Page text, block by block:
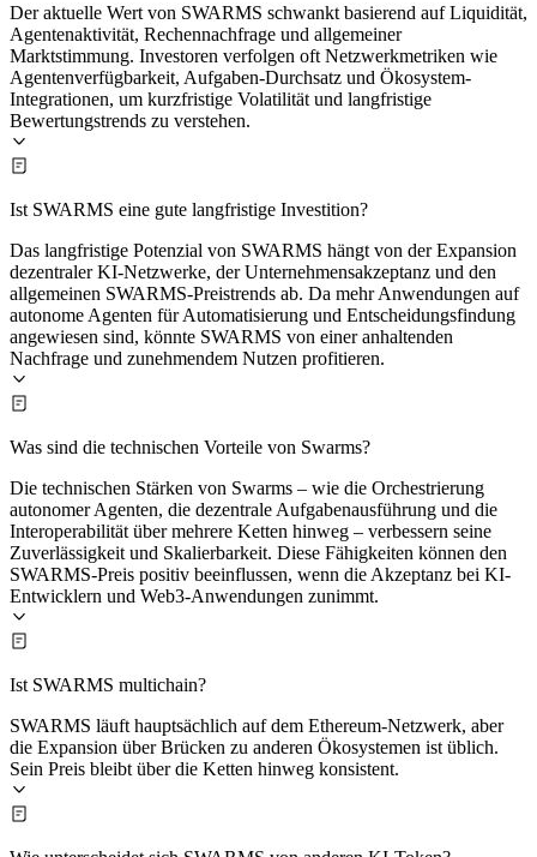
Der aktuelle Wert von SWARMS schwankt basierend auf Liquidität,
Agentenaktivität, Rechennachfrage und allgemeiner
Marktstimmung. Investoren verfolgen oft Netzwerkmetriken wie
Agentenverfügbarkeit, Aufgaben-Durchsatz und Ökosystem-
Integrationen, um kurzfristige Volatilität und langfristige
Bewertungstrends zu verstehen.
Ist SWARMS eine gute langfristige Investition?
Das langfristige Potenzial von SWARMS hängt von der Expansion
dezentraler KI-Netzwerke, der Unternehmensakzeptanz und den
allgemeinen SWARMS-Preistrends ab. Da mehr Anwendungen auf
autonome Agenten für Automatisierung und Entscheidungsfindung
angewiesen sind, könnte SWARMS von einer anhaltenden
Nachfrage und zunehmendem Nutzen profitieren.
Was sind die technischen Vorteile von Swarms?
Die technischen Stärken von Swarms – wie die Orchestrierung
autonomer Agenten, die dezentrale Aufgabenausführung und die
Interoperabilität über mehrere Ketten hinweg – verbessern seine
Zuverlässigkeit und Skalierbarkeit. Diese Fähigkeiten können den
SWARMS-Preis positiv beeinflussen, wenn die Akzeptanz bei KI-
Entwicklern und Web3-Anwendungen zunimmt.
Ist SWARMS multichain?
SWARMS läuft hauptsächlich auf dem Ethereum-Netzwerk, aber
die Expansion über Brücken zu anderen Ökosystemen ist üblich.
Sein Preis bleibt über die Ketten hinweg konsistent.